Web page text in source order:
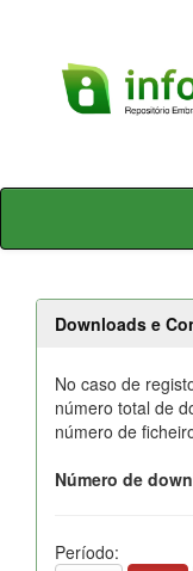
Skip
Downloads e
No caso de
número total de
número de
Número de
Período: